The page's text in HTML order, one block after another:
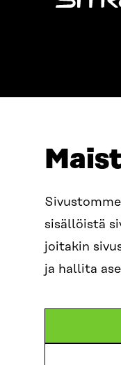
sisällöistä
joitakin
ja hallita
ADDRESS
160,
00181
How to
BUSINESS ID